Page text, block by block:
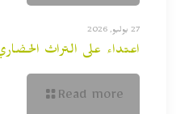
27 يوليو, 2026
اعتداء على التراث
Read more